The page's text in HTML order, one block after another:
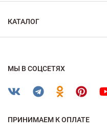
КАТАЛОГ
МЫ В СОЦСЕТЯХ
ПРИНИМАЕМ К ОПЛАТЕ